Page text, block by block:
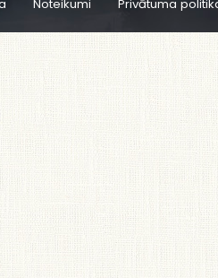
Noteikumi Privātuma